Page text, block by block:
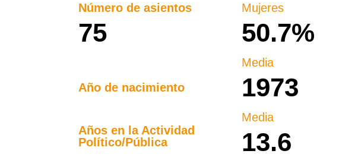
Número de asientos
75
Mujeres
50.7%
Año de nacimiento
Media
1973
Años en la Actividad
Político/Pública​
Media
13.6